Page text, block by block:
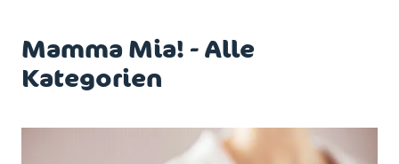
Mamma Mia! - Alle
Kategorien